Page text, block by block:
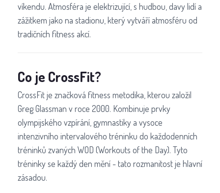
víkendu. Atmosféra je elektrizující, s hudbou, davy lidí a
zážitkem jako na stadionu, který vytváří atmosféru od
tradičních fitness akcí.
Co je CrossFit?
CrossFit je značková fitness metodika, kterou založil
Greg Glassman v roce 2000. Kombinuje prvky
olympijského vzpírání, gymnastiky a vysoce
intenzivního intervalového tréninku do každodenních
tréninků zvaných WOD (Workouts of the Day). Tyto
tréninky se každý den mění - tato rozmanitost je hlavní
zásadou.